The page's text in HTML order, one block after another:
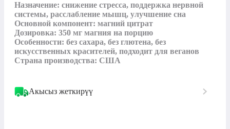
Назначение: снижение стресса, поддержка нервной
системы, расслабление мышц, улучшение сна
Основной компонент: магний цитрат
Дозировка: 350 мг магния на порцию
Особенности: без сахара, без глютена, без
искусственных красителей, подходит для веганов
Страна производства: США
Акысыз жеткирүү